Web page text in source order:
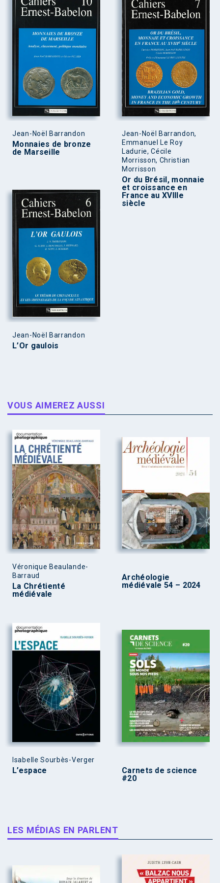
Jean-Noël Barrandon
Monnaies de bronze
de Marseille
Jean-Noël Barrandon,
Emmanuel Le Roy
Ladurie, Cécile
Morrisson, Christian
Morrisson
Or du Brésil, monnaie
et croissance en
France au XVIIIe
siècle
Jean-Noël Barrandon
L’Or gaulois
VOUS AIMEREZ AUSSI
Véronique Beaulande-
Barraud
La Chrétienté
médiévale
Archéologie
médiévale 54 – 2024
Isabelle Sourbès-Verger
L’espace
Carnets de science
#20
LES MÉDIAS EN PARLENT